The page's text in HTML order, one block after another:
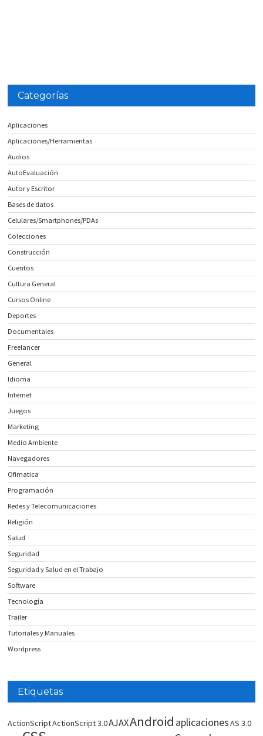
Categorías
Aplicaciones
Aplicaciones/Herramientas
Audios
AutoEvaluación
Autor y Escritor
Bases de datos
Celulares/Smartphones/PDAs
Colecciones
Construcción
Cuentos
Cultura General
Cursos Online
Deportes
Documentales
Freelancer
General
Idioma
Internet
Juegos
Marketing
Medio Ambiente
Navegadores
Ofimatica
Programación
Redes y Telecomunicaciones
Religión
Salud
Seguridad
Seguridad y Salud en el Trabajo
Software
Tecnología
Trailer
Tutoriales y Manuales
Wordpress
Etiquetas
ActionScriptActionScript 3.0AJAXAndroid aplicacionesAS 3.0